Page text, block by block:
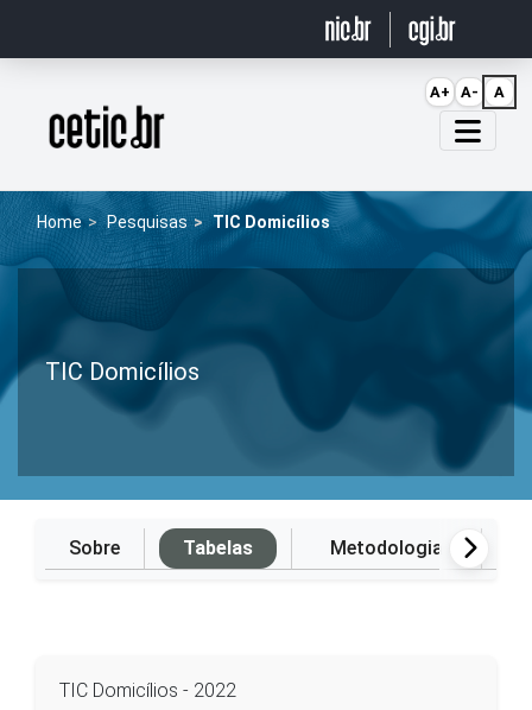
Página inicial
Home Pesquisas TIC Domicílios
TIC Domicílios
Sobre Tabelas Metodologia
TIC Domicílios - 2022
A+ A- A